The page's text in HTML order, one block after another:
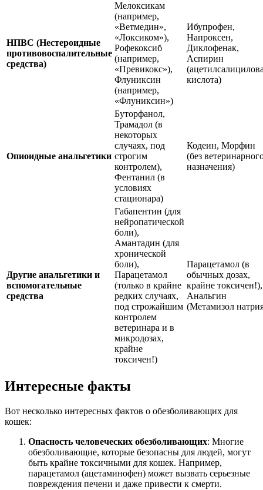
НПВС (Нестероидные
противовоспалительные
средства)
Мелоксикам
(например,
«Ветмедин»,
«Локсиком»),
Рофекоксиб
(например,
«Превикокс»),
Флуниксин
(например,
«Флуниксин»)
Ибупрофен,
Напроксен,
Диклофенак,
Аспирин
кислота)
Опиоидные анальгетики
Буторфанол,
Трамадол (в
некоторых
случаях, под
строгим
контролем),
Фентанил (в
условиях
стационара)
Кодеин, Морфин
(без
назначения)
Другие анальгетики и
вспомогательные
средства
Габапентин (для
нейропатической
боли),
Амантадин (для
хронической
боли),
Парацетамол
(только в крайне
редких случаях,
под строжайшим
контролем
ветеринара и в
микродозах,
крайне
токсичен!)
Парацетамол (в
обычных дозах,
крайне токсичен!),
Анальгин
(Метамизол
Интересные факты
Вот несколько интересных фактов о обезболивающих для
кошек:
Опасность человеческих обезболивающих: Многие
обезболивающие, которые безопасны для людей, могут
быть крайне токсичными для кошек. Например,
парацетамол (ацетаминофен) может вызвать серьезные
повреждения печени и даже привести к смерти.